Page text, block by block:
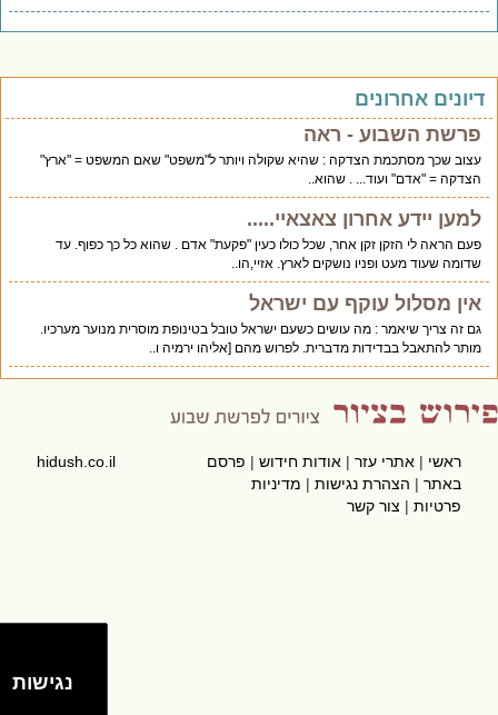
אחרונים
פרשת השבוע - ראה
עצוב שכך מסתכמת הצדקה : שהיא שקולה ויותר ל"משפט" שאם המשפט = "ארץ"
הצדקה = "אדם" ועוד... . שהוא..
למען יידע אחרון צאצאיי.....
פעם הראה לי הזקן זקן אחר, שכל כולו כעין "פקעת" אדם . שהוא כל כך כפוף. עד
שדומה שעוד מעט ופניו נושקים לארץ. אזיי,הו..
אין מסלול עוקף עם ישראל
גם זה צריך שיאמר : מה עושים כשעם ישראל טובל בטינופת מוסרית מנוער מערכיו.
מותר להתאבל בבדידות מדברית. לפרוש מהם [אליהו ירמיה ו..
ראשי|אתרי עזר|אודות חידוש|פרסם
באתר|הצהרת נגישות|מדיניות
פרטיות|צור קשר
hidush.co.il
נגישות